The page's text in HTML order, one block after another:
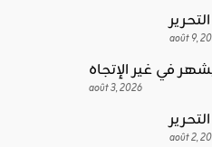
août 9,
في غير الإتجاه
août 3, 2026
août 2,